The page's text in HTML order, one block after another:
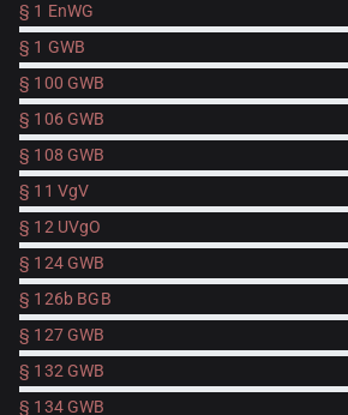
§ 1 EnWG
§ 1 GWB
§ 100 GWB
§ 106 GWB
§ 108 GWB
§ 11 VgV
§ 12 UVgO
§ 124 GWB
§ 126b BGB
§ 127 GWB
§ 132 GWB
§ 134 GWB